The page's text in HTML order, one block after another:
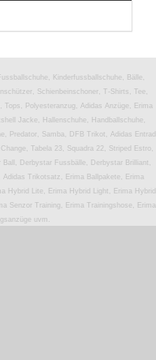
Kinderfussballschuhe, Bälle,
Schienbeinschoner, T-Shirts, Tee,
Polyesteranzug, Adidas Anzüge, Erima
Jacke, Hallenschuhe, Handballschuhe,
Predator, Samba, DFB Trikot, Adidas Entrad
Tabela 23, Squadra 22, Striped Estro,
Derbystar Fussbälle, Derbystar Brilliant,
Trikotsatz, Erima Ballpakete, Erima
Hybrid Lite, Erima Hybrid Light, Erima Hybrid
Senzor Training, Erima Trainingshose, Erima
uvm.